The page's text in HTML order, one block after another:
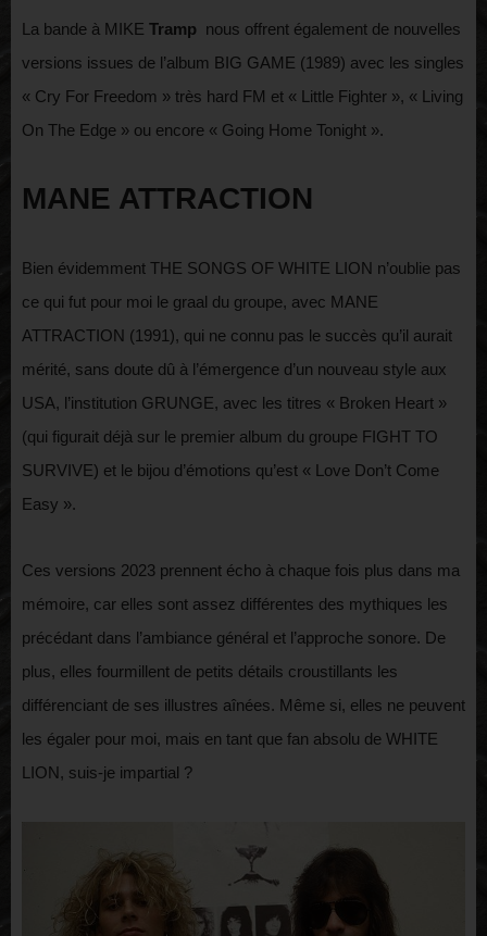
La bande à MIKE Tramp nous offrent également de nouvelles
versions issues de l’album BIG GAME (1989) avec les singles
« Cry For Freedom » très hard FM et « Little Fighter », « Living
On The Edge » ou encore « Going Home Tonight ».
MANE ATTRACTION
Bien évidemment THE SONGS OF WHITE LION n’oublie pas
ce qui fut pour moi le graal du groupe, avec MANE
ATTRACTION (1991), qui ne connu pas le succès qu’il aurait
mérité, sans doute dû à l’émergence d’un nouveau style aux
USA, l’institution GRUNGE, avec les titres « Broken Heart »
(qui figurait déjà sur le premier album du groupe FIGHT TO
SURVIVE) et le bijou d’émotions qu’est « Love Don’t Come
Easy ».
Ces versions 2023 prennent écho à chaque fois plus dans ma
mémoire, car elles sont assez différentes des mythiques les
précédant dans l’ambiance général et l’approche sonore. De
plus, elles fourmillent de petits détails croustillants les
différenciant de ses illustres aînées. Même si, elles ne peuvent
les égaler pour moi, mais en tant que fan absolu de WHITE
LION, suis-je impartial ?